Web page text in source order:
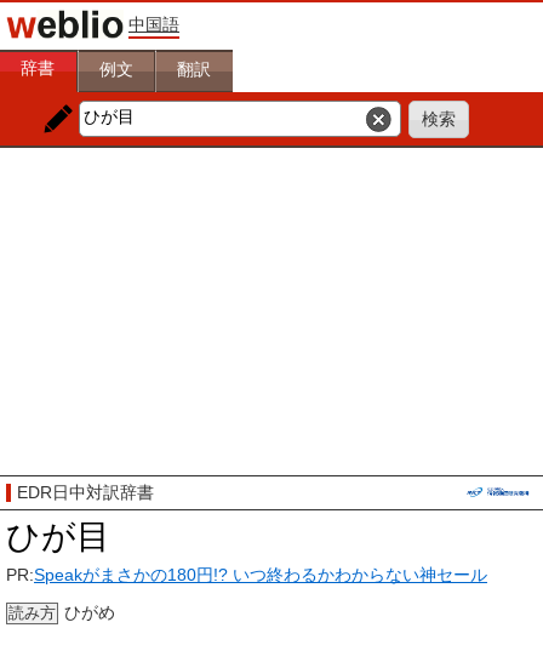
中国語
辞書 例文 翻訳
EDR日中対訳辞書
ひが目
PR:Speakがまさかの180円!? いつ終わるかわからない神セール
読み方 ひがめ